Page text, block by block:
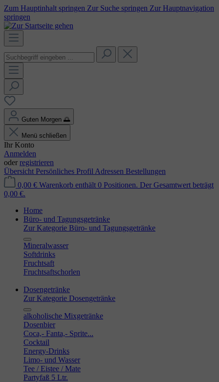
Zum Hauptinhalt springen Zur Suche springen Zur Hauptnavigation
springen
Guten Morgen 🌅
Menü schließen
Ihr Konto
Anmelden
oder registrieren
Übersicht Persönliches Profil Adressen Bestellungen
0,00 € Warenkorb enthält 0 Positionen. Der Gesamtwert beträgt
0,00 €.
Home
Büro- und Tagungsgetränke
Zur Kategorie Büro- und Tagungsgetränke
Mineralwasser
Softdrinks
Fruchtsaft
Fruchtsaftschorlen
Dosengetränke
Zur Kategorie Dosengetränke
alkoholische Mixgetränke
Dosenbier
Coca,- Fanta,- Sprite...
Cocktail
Energy-Drinks
Limo- und Wasser
Tee / Eistee / Mate
Partyfaß 5 Ltr.